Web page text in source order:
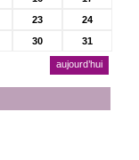
23
24
30 31
aujourd’hui